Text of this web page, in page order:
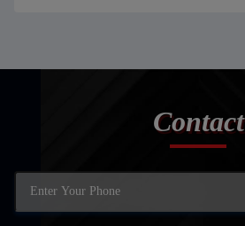
Contact